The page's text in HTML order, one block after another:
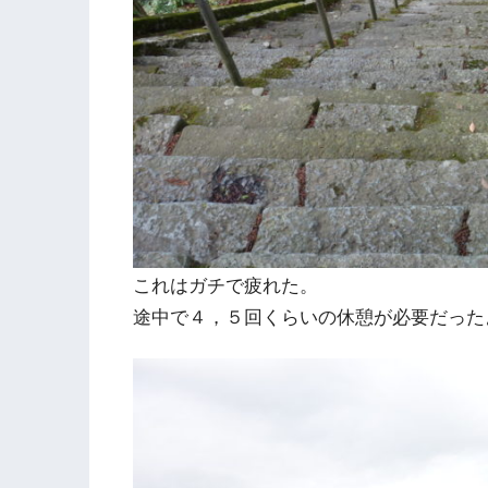
これはガチで疲れた。
途中で４，５回くらいの休憩が必要だっ